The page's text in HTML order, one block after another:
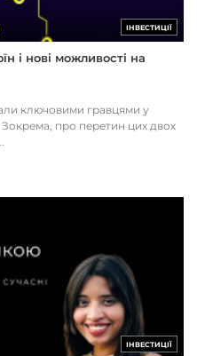
ІНВЕСТИЦІЇ
і нові можливості на
ключовими гравцями у
Зокрема, про перетин цих двох
ІНВЕСТИЦІЇ